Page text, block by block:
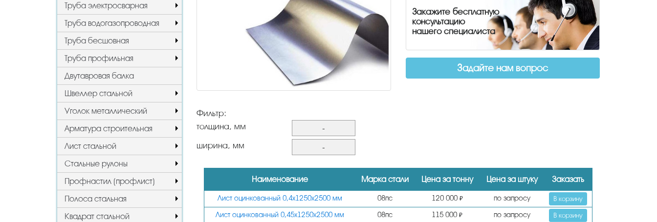
Труба электросварная
Труба водогазопроводная
Труба бесшовная
Труба профильная
Двутавровая балка
Швеллер стальной
Уголок металлический
Арматура строительная
Лист стальной
Стальные рулоны
Профнастил (профлист)
Полоса стальная
Квадрат стальной
Закажите бесплатную
консультацию
нашего специалиста
Задайте нам вопрос
Фильтр:
толщина, мм
-
0,6
0,7
ширина, мм
-
1500
Наименование Марка стали Цена за тонну Цена за штуку Заказать
Лист оцинкованный 0,4х1250х2500 мм 08пс 120 000 ₽ по запросу В корзину
Лист оцинкованный 0,45х1250х2500 мм 08пс 115 000 ₽ по запросу В корзину